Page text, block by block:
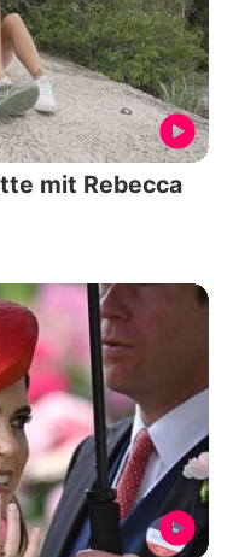
mit Rebecca